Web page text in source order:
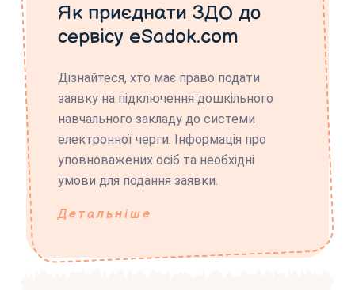
Як приєднати ЗДО до
сервісу eSadok.com
Дізнайтеся, хто має право подати
заявку на підключення дошкільного
навчального закладу до системи
електронної черги. Інформація про
уповноважених осіб та необхідні
умови для подання заявки.
Детальніше